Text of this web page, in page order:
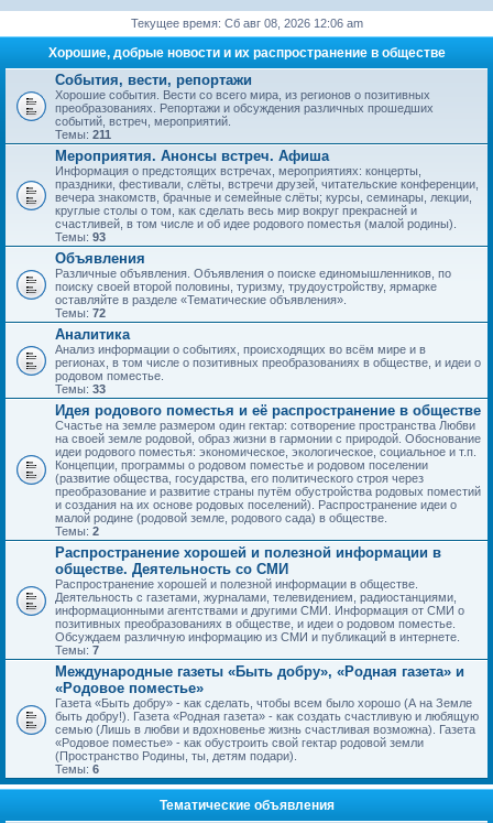
Текущее время: Сб авг 08, 2026 12:06 am
Хорошие, добрые новости и их распространение в обществе
События, вести, репортажи
Хорошие события. Вести со всего мира, из регионов о позитивных
преобразованиях. Репортажи и обсуждения различных прошедших
событий, встреч, мероприятий.
Темы: 211
Мероприятия. Анонсы встреч. Афиша
Информация о предстоящих встречах, мероприятиях: концерты,
праздники, фестивали, слёты, встречи друзей, читательские конференции,
вечера знакомств, брачные и семейные слёты; курсы, семинары, лекции,
круглые столы о том, как сделать весь мир вокруг прекрасней и
счастливей, в том числе и об идее родового поместья (малой родины).
Темы: 93
Объявления
Различные объявления. Объявления о поиске единомышленников, по
поиску своей второй половины, туризму, трудоустройству, ярмарке
оставляйте в разделе «Тематические объявления».
Темы: 72
Аналитика
Анализ информации о событиях, происходящих во всём мире и в
регионах, в том числе о позитивных преобразованиях в обществе, и идеи о
родовом поместье.
Темы: 33
Идея родового поместья и её распространение в обществе
Счастье на земле размером один гектар: сотворение пространства Любви
на своей земле родовой, образ жизни в гармонии с природой. Обоснование
идеи родового поместья: экономическое, экологическое, социальное и т.п.
Концепции, программы о родовом поместье и родовом поселении
(развитие общества, государства, его политического строя через
преобразование и развитие страны путём обустройства родовых поместий
и создания на их основе родовых поселений). Распространение идеи о
малой родине (родовой земле, родового сада) в обществе.
Темы: 2
Распространение хорошей и полезной информации в
обществе. Деятельность со СМИ
Распространение хорошей и полезной информации в обществе.
Деятельность с газетами, журналами, телевидением, радиостанциями,
информационными агентствами и другими СМИ. Информация от СМИ о
позитивных преобразованиях в обществе, и идеи о родовом поместье.
Обсуждаем различную информацию из СМИ и публикаций в интернете.
Темы: 7
Международные газеты «Быть добру», «Родная газета» и
«Родовое поместье»
Газета «Быть добру» - как сделать, чтобы всем было хорошо (А на Земле
быть добру!). Газета «Родная газета» - как создать счастливую и любящую
семью (Лишь в любви и вдохновенье жизнь счастливая возможна). Газета
«Родовое поместье» - как обустроить свой гектар родовой земли
(Пространство Родины, ты, детям подари).
Темы: 6
Тематические объявления